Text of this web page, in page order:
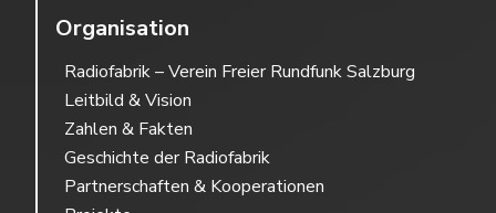
Organisation
Radiofabrik – Verein Freier Rundfunk Salzburg
Leitbild & Vision
Zahlen & Fakten
Geschichte der Radiofabrik
Partnerschaften & Kooperationen